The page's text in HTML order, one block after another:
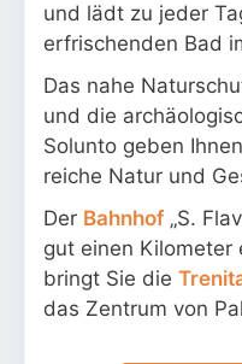
und lädt zu jeder
erfrischenden Bad
Das nahe
und die
Solunto geben
reiche Natur und
Der Bahnhof„S.
gut einen Kilometer
bringt Sie die
das Zentrum von